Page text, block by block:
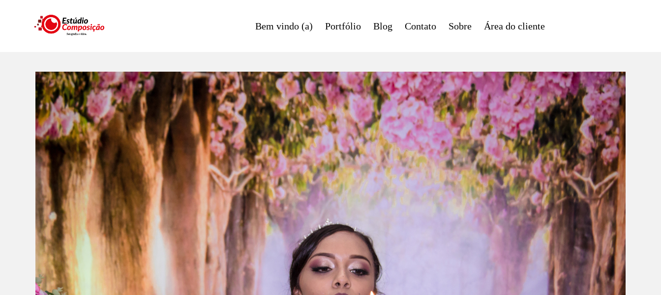
Bem vindo (a) Portfólio Blog Contato Sobre Área do cliente